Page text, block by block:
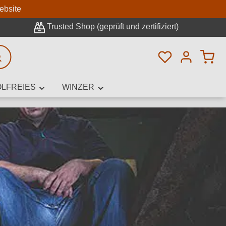
Trusted Shop (geprüft und zertifiziert)
Du hast 0
WINZER
Suche